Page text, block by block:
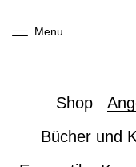
Menu
Shop
Bücher und